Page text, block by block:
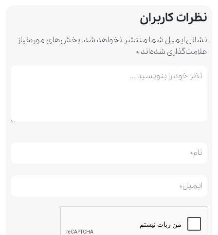
نظرات کاربران
نشانی ایمیل شما منتشر نخواهد شد. بخش‌های موردنیاز
علامت‌گذاری شده‌اند*